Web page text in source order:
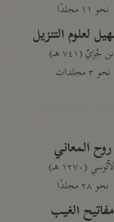
نحو ١١ مجلدًا
لعلوم التنزيل
جُزَيّ (٧٤١ هـ)
نحو ٣ مجلدات
روح المعاني
(١٢٧٠ هـ)
نحو ٢٨ مجلدًا
مفاتيح الغيب